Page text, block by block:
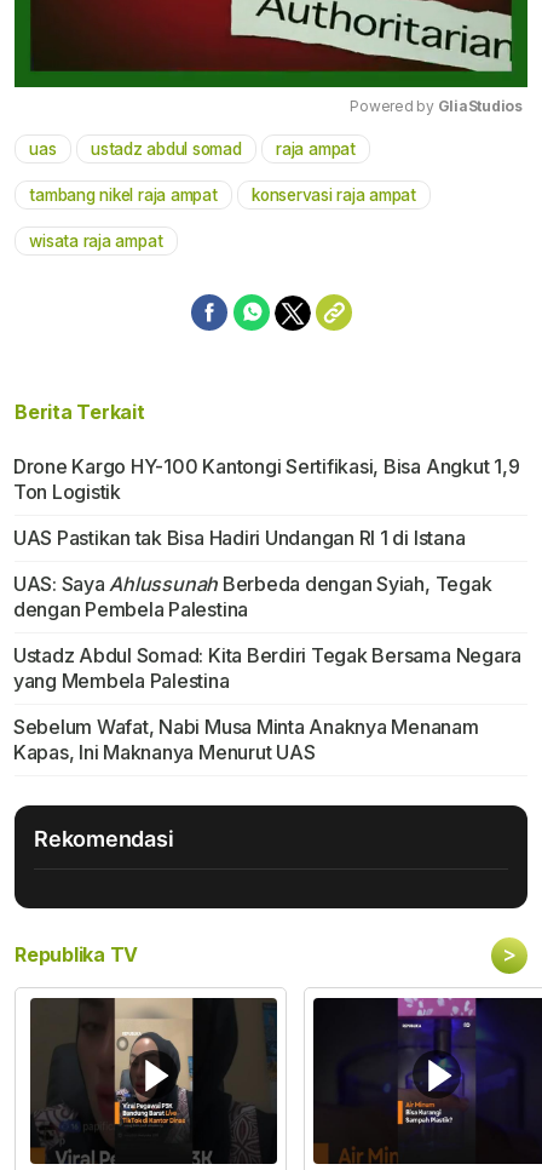
Powered by GliaStudios
uas ustadz abdul somad raja ampat
tambang nikel raja ampat konservasi raja ampat
wisata raja ampat
Berita Terkait
Drone Kargo HY-100 Kantongi Sertifikasi, Bisa Angkut 1,9
Ton Logistik
UAS Pastikan tak Bisa Hadiri Undangan RI 1 di Istana
UAS: Saya Ahlussunah Berbeda dengan Syiah, Tegak
dengan Pembela Palestina
Ustadz Abdul Somad: Kita Berdiri Tegak Bersama Negara
yang Membela Palestina
Sebelum Wafat, Nabi Musa Minta Anaknya Menanam
Kapas, Ini Maknanya Menurut UAS
Rekomendasi
Republika TV >